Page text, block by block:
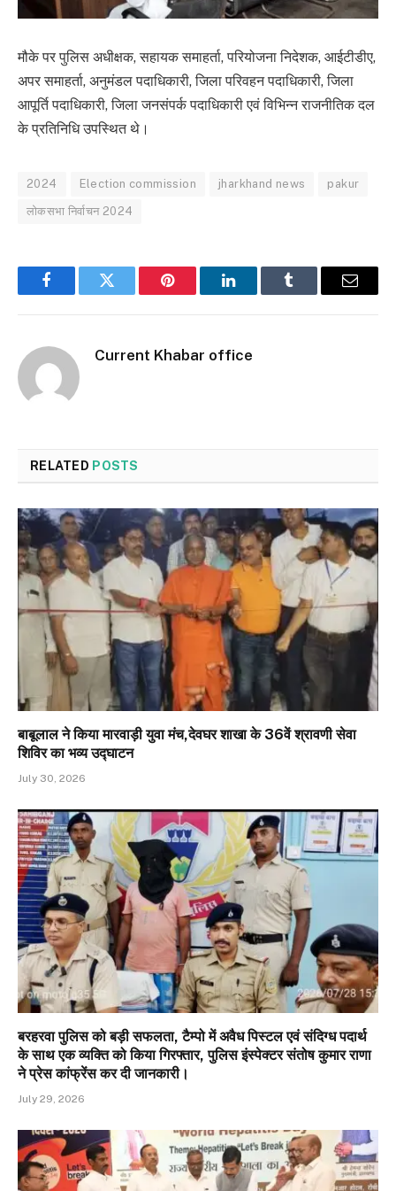
मौके पर पुलिस अधीक्षक, सहायक समाहर्ता, परियोजना निदेशक, आईटीडीए,
अपर समाहर्ता, अनुमंडल पदाधिकारी, जिला परिवहन पदाधिकारी, जिला
आपूर्ति पदाधिकारी, जिला जनसंपर्क पदाधिकारी एवं विभिन्न राजनीतिक दल
के प्रतिनिधि उपस्थित थे।
2024 Election commission jharkhand news pakur
लोकसभा निर्वाचन 2024
FacebookTwitter Pinterest LinkedInTumblr Email
Current Khabar office
RELATED POSTS
बाबूलाल ने किया मारवाड़ी युवा मंच,देवघर शाखा के 36वें श्रावणी सेवा
शिविर का भव्य उद्घाटन
July 30, 2026
बरहरवा पुलिस को बड़ी सफलता, टैम्पो में अवैध पिस्टल एवं संदिग्ध पदार्थ
के साथ एक व्यक्ति को किया गिरफ्तार, पुलिस इंस्पेक्टर संतोष कुमार राणा
ने प्रेस कांफ्रेंस कर दी जानकारी।
July 29, 2026